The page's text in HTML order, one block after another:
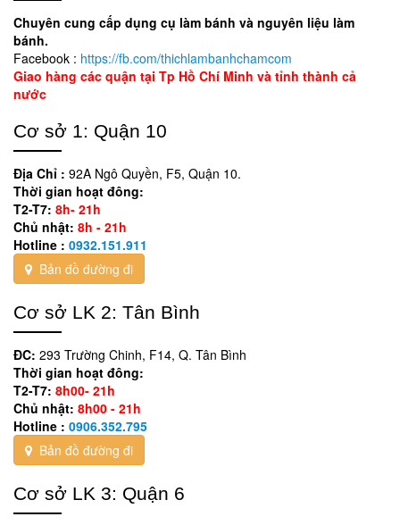
Chuyên cung cấp dụng cụ làm bánh và nguyên liệu làm
bánh.
Facebook : https://fb.com/thichlambanhchamcom
Giao hàng các quận tại Tp Hồ Chí Minh và tỉnh thành cả
nước
Cơ sở 1: Quận 10
Địa Chỉ : 92A Ngô Quyền, F5, Quận 10.
Thời gian hoạt đông:
T2-T7: 8h- 21h
Chủ nhật: 8h - 21h
Hotline : 0932.151.911
Bản đồ đường đi
Cơ sở LK 2: Tân Bình
ĐC: 293 Trường Chinh, F14, Q. Tân Bình
Thời gian hoạt đông:
T2-T7: 8h00- 21h
Chủ nhật: 8h00 - 21h
Hotline : 0906.352.795
Bản đồ đường đi
Cơ sở LK 3: Quận 6